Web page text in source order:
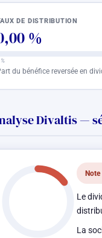
DE DISTRIBUTION
%
du bénéfice reversée en
Divaltis —
Le
La